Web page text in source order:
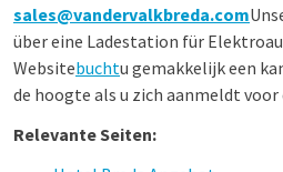
sales@vandervalkbreda.com
über eine Ladestation für
Websitebuchtu gemakkelijk een
de hoogte als u zich aanmeldt voor
Relevante Seiten: